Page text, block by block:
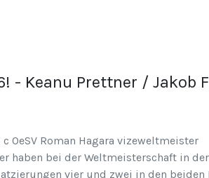
- Keanu Prettner /
haben bei der Weltmeisterschaft in
vier und zwei in den